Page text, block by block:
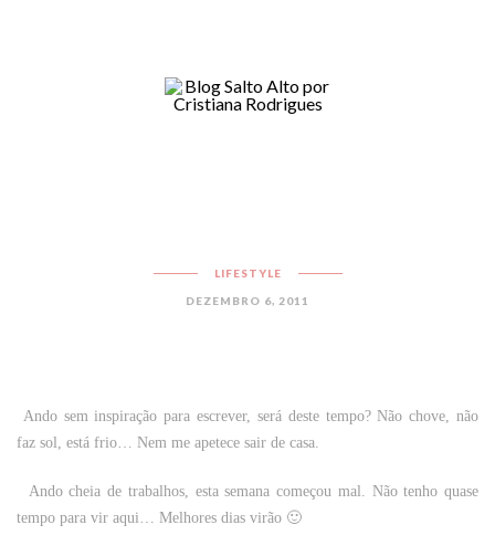
LIFESTYLE
DEZEMBRO 6, 2011
Ando sem inspiração para escrever, será deste tempo? Não chove, não
faz sol, está frio… Nem me apetece sair de casa.
Ando cheia de trabalhos, esta semana começou mal. Não tenho quase
tempo para vir aqui… Melhores dias virão 🙂